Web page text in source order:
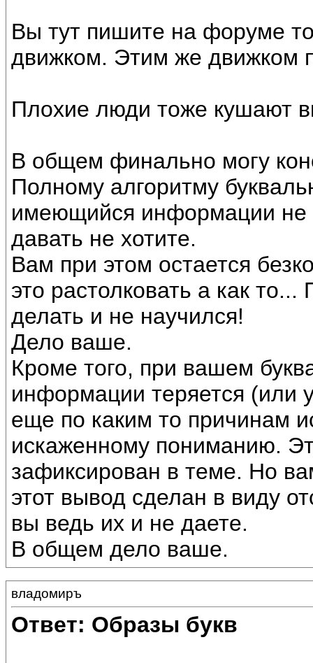
Вы тут пишите на форуме
движком. Этим же движком
Плохие люди тоже кушают
В общем финально могу
Полному алгоритму
имеющийся информации не
давать не хотите.
Вам при этом остается
это растолковать а как
делать и не научился!
Дело ваше.
Кроме того, при вашем
информации теряется (или
еще по каким то причинам
искаженному пониманию.
зафиксирован в теме. Но
этот вывод сделан в виду
вы ведь их и не даете.
В общем дело ваше.
владомиръ
Ответ: Образы букв